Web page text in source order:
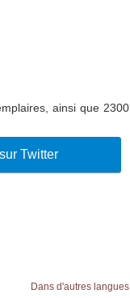
ainsi que 2300
Twitter
Dans d'autres langues